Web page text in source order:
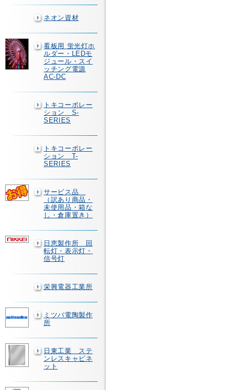
ネオン資材
看板用 蛍光灯ホ
ルダー・LEDモ
ジュール・スイ
ッチング電源
AC-DC
トキコーポレー
ション S-
SERIES
トキコーポレー
ション T-
SERIES
サービス品
（訳あり商品・
未使用品・箱な
し・倉庫置き）
日恵製作所 回
転灯・表示灯・
信号灯
栄興電器工業所
ミツバ電陶製作
所
日東工業 ステ
ンレスキャビネ
ット